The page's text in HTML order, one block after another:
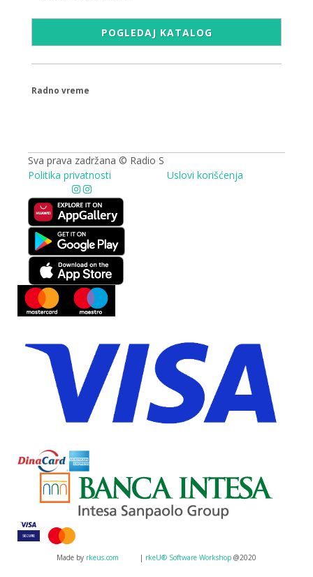
POGLEDAJ KATALOG
Radno vreme
Sva prava zadržana © Radio S
Politika privatnosti
Uslovi korišćenja
Made by rkeus.com | rkeU® Software Workshop @2020